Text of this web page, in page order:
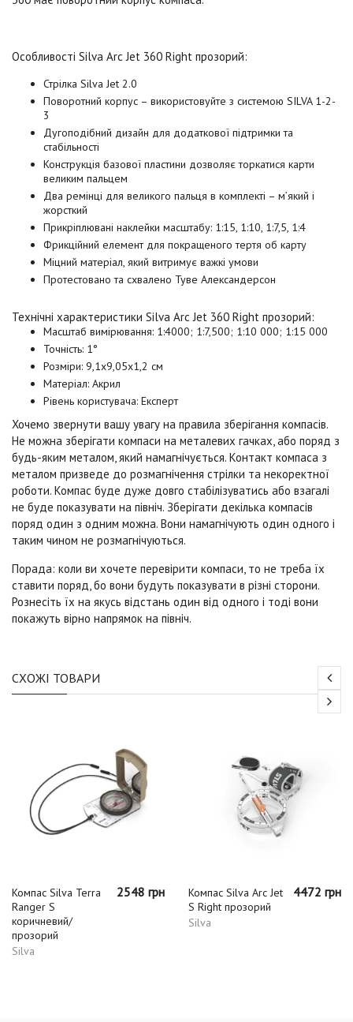
Особливості Silva Arc Jet 360 Right прозорий:
Стрілка Silva Jet 2.0
Поворотний корпус – використовуйте з системою SILVA 1-2-
3
Дугоподібний дизайн для додаткової підтримки та
стабільності
Конструкція базової пластини дозволяє торкатися карти
великим пальцем
Два ремінці для великого пальця в комплекті – м’який і
жорсткий
Прикріплювані наклейки масштабу: 1:15, 1:10, 1:7,5, 1:4
Фрикційний елемент для покращеного тертя об карту
Міцний матеріал, який витримує важкі умови
Протестовано та схвалено Туве Александерсон
Технічні характеристики Silva Arc Jet 360 Right прозорий:
Масштаб вимірювання: 1:4000; 1:7,500; 1:10 000; 1:15 000
Точність: 1°
Розміри: 9,1x9,05x1,2 см
Матеріал: Акрил
Рівень користувача: Експерт
Хочемо звернути вашу увагу на правила зберігання компасів.
Не можна зберігати компаси на металевих гачках, або поряд з
будь-яким металом, який намагнічується. Контакт компаса з
металом призведе до розмагнічення стрілки та некоректної
роботи. Компас буде дуже довго стабілізуватись або взагалі
не буде показувати на північ. Зберігати декілька компасів
поряд один з одним можна. Вони намагнічують один одного і
таким чином не розмагнічуються.
Порада: коли ви хочете перевірити компаси, то не треба їх
ставити поряд, бо вони будуть показувати в різні сторони.
Рознесіть їх на якусь відстань один від одного і тоді вони
покажуть вірно напрямок на північ.
СХОЖІ ТОВАРИ
Компас Silva Terra
Ranger S
коричневий/
прозорий
Silva
2548 грн
Компас Silva Arc Jet
S Right прозорий
Silva
4472 грн